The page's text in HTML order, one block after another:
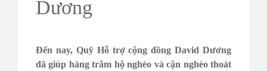
Dương
Đến nay, Quỹ Hỗ trợ cộng đồng David Dương
đã giúp hàng trăm hộ nghèo và cận nghèo thoát